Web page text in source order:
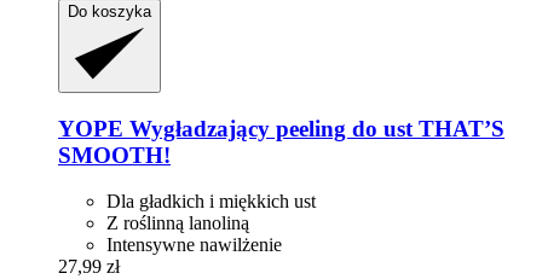
Do koszyka
YOPE Wygładzający peeling do ust THAT’S
SMOOTH!
Dla gładkich i miękkich ust
Z roślinną lanoliną
Intensywne nawilżenie
27,99 zł